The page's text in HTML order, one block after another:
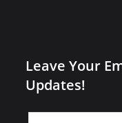
Leave Your
Updates!
Leave